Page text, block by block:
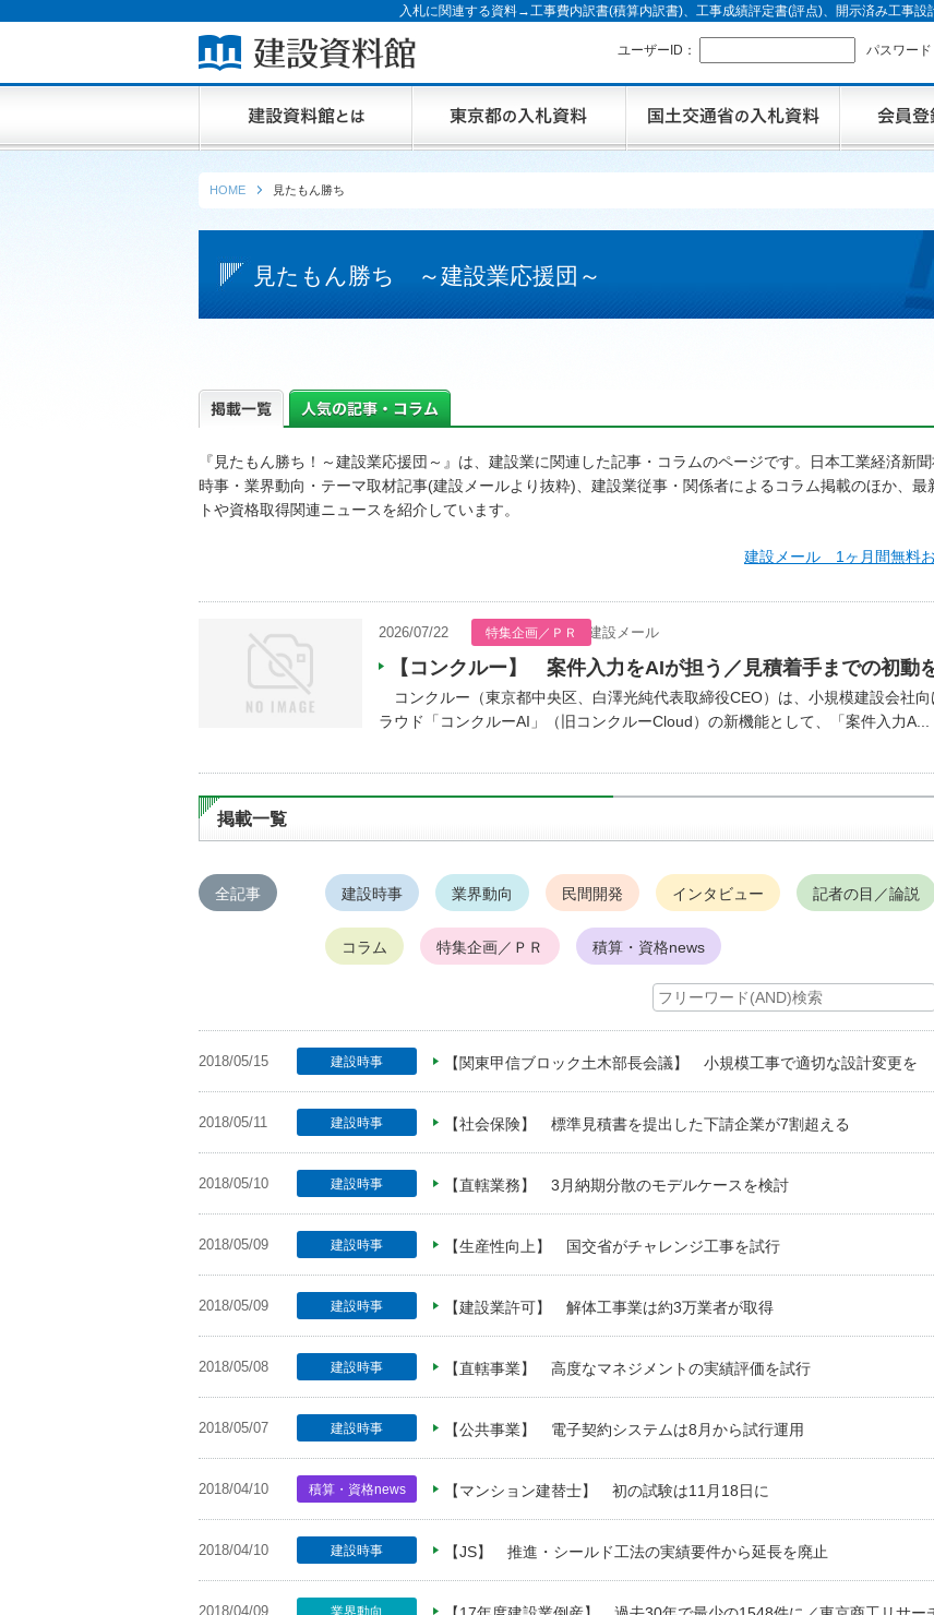
入札に関連する資料→工事費内訳書(積算内訳書)、工事成績評定書(評点)、開示済み工事
ユーザーID：
パスワード
HOME 見たもん勝ち
見たもん勝ち ～建設業応援団～
『見たもん勝ち！～建設業応援団～』は、建設業に関連した記事・コラムのページです。日本工業経済新
時事・業界動向・テーマ取材記事(建設メールより抜粋)、建設業従事・関係者によるコラム掲載のほか、最
トや資格取得関連ニュースを紹介しています。
建設メール 1ヶ月間無料お
2026/07/22 特集企画／ＰＲ 建設メール
【コンクルー】 案件入力をAIが担う／見積着手までの初動
コンクルー（東京都中央区、白澤光純代表取締役CEO）は、小規模建設会社向
ラウド「コンクルーAI」（旧コンクルーCloud）の新機能として、「案件入力A...
掲載一覧
全記事 建設時事 業界動向 民間開発 インタビュー 記者の目／論説
コラム 特集企画／ＰＲ 積算・資格news
建設時事
2018/05/15 【関東甲信ブロック土木部長会議】 小規模工事で適切な設計変更を
建設時事
2018/05/11 【社会保険】 標準見積書を提出した下請企業が7割超える
建設時事
2018/05/10 【直轄業務】 3月納期分散のモデルケースを検討
建設時事
2018/05/09 【生産性向上】 国交省がチャレンジ工事を試行
建設時事
2018/05/09 【建設業許可】 解体工事業は約3万業者が取得
建設時事
2018/05/08 【直轄事業】 高度なマネジメントの実績評価を試行
建設時事
2018/05/07 【公共事業】 電子契約システムは8月から試行運用
積算・資格news
2018/04/10 【マンション建替士】 初の試験は11月18日に
建設時事
2018/04/10 【JS】 推進・シールド工法の実績要件から延長を廃止
業界動向
2018/04/09